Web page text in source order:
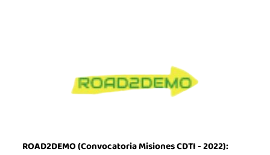
ROAD2DEMO (Convocatoria Misiones CDTI - 2022):